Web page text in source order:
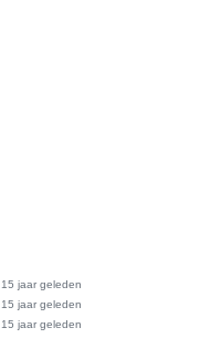
15 jaar geleden
15 jaar geleden
15 jaar geleden